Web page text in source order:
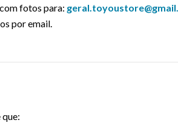
fotos para:
por email.